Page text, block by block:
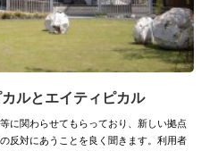
ルとエイティピカル
に関わらせてもらっており、新しい拠点
反対にあうことを良く聞きます。利用者